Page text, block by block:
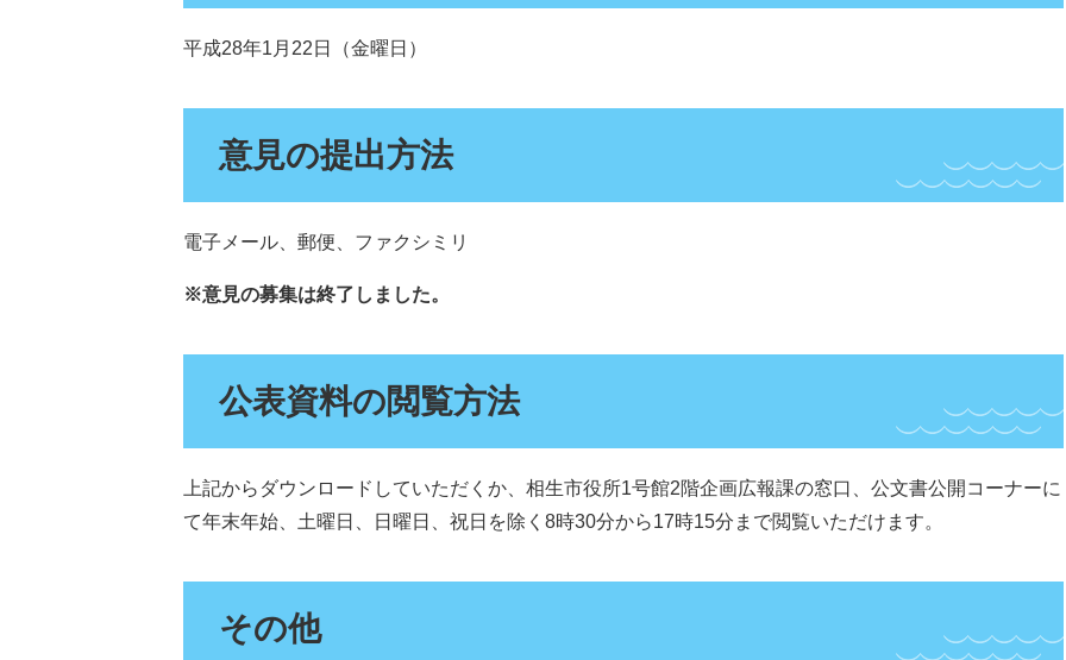
平成28年1月22日（金曜日）
意見の提出方法
電子メール、郵便、ファクシミリ
※意見の募集は終了しました。
公表資料の閲覧方法
上記からダウンロードしていただくか、相生市役所1号館2階企画広報課の窓口、公文書公開コーナーに
て年末年始、土曜日、日曜日、祝日を除く8時30分から17時15分まで閲覧いただけます。
その他